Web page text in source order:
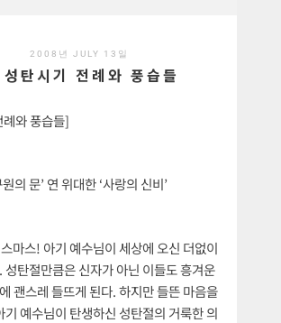
2008년 JULY 13일
탄시기 전례와 풍습들
와 풍습들]
의 문’ 연 위대한 ‘사랑의 신비’
마스! 아기 예수님이 세상에 오신 더없이
성탄절만큼은 신자가 아닌 이들도 흥겨운
괜스레 들뜨게 된다. 하지만 들뜬 마음을
기 예수님이 탄생하신 성탄절의 거룩한 의